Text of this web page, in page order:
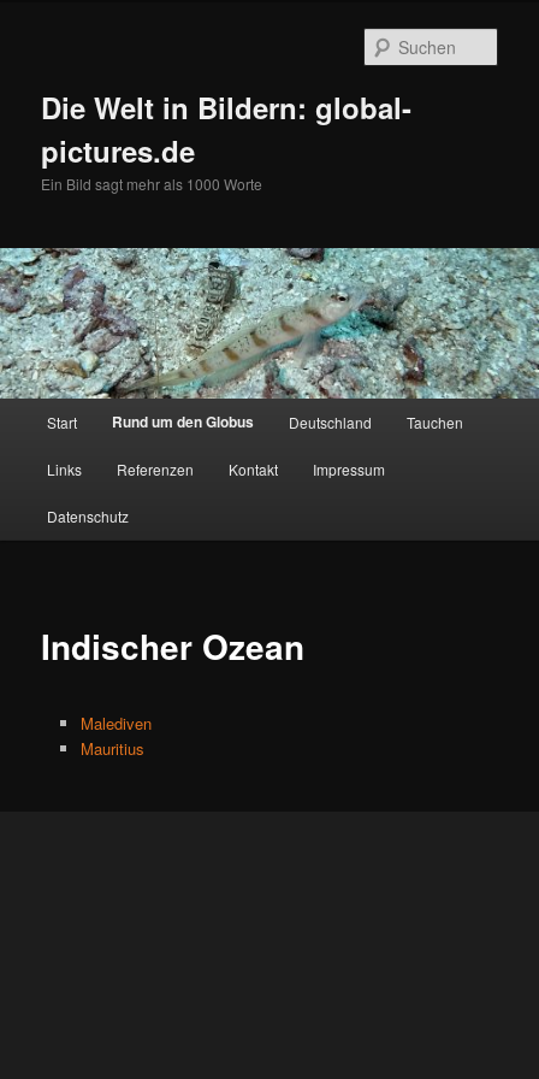
Die Welt in Bildern: global-
pictures.de
Ein Bild sagt mehr als 1000 Worte
Start Rund um den Globus Deutschland Tauchen
Links Referenzen Kontakt Impressum
Datenschutz
Indischer Ozean
Malediven
Mauritius